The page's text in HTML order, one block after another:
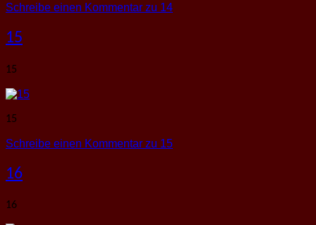
Schreibe einen Kommentar zu 14
15
15
15
Schreibe einen Kommentar zu 15
16
16